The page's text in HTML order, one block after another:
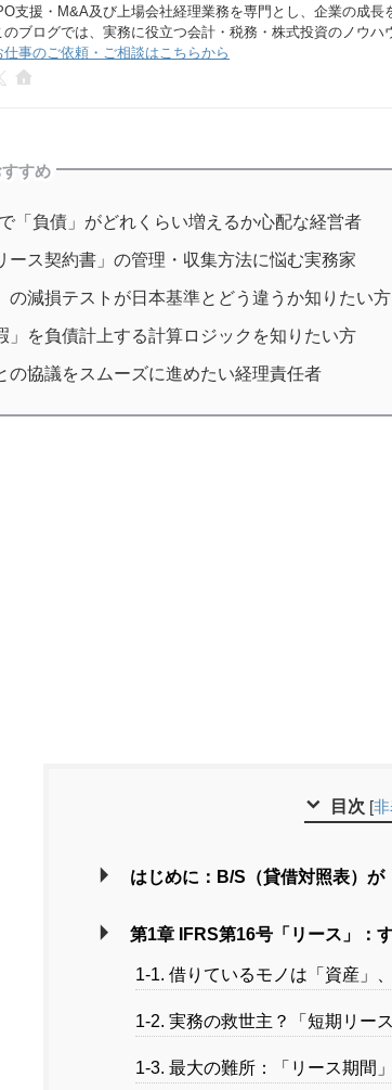
支援・M&A及び上場会社経理業務を専門とし、企業の成長
のブログでは、実務に役立つ会計・税務・株式投資のノウハ
仕事のご依頼・ご相談はこちらから
すめ
「負債」がどれくらい増えるか心配な経営者
ース契約書」の管理・収集方法に悩む実務家
の減損テストが日本基準とどう違うか知りたい方
」を負債計上する計算ロジックを知りたい方
の協議をスムーズに進めたい経理責任者
目次 [
はじめに：B/S（貸借対照表）が
第1章 IFRS第16号「リース」：
1-1. 借りているモノは「資産」
1-2. 実務の救世主？「短期リー
1-3. 最大の難所：「リース期間